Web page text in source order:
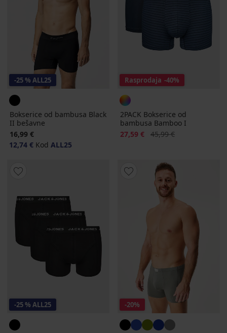
-25 % ALL25
Bokserice od bambusa Black
II bešavne
16,99 €
12,74 € Kod ALL25
Rasprodaja -40%
2PACK Bokserice od
bambusa Bamboo I
Popust
27,59 € Prvobitna cijena
45,99 €
-25 % ALL25 -20%